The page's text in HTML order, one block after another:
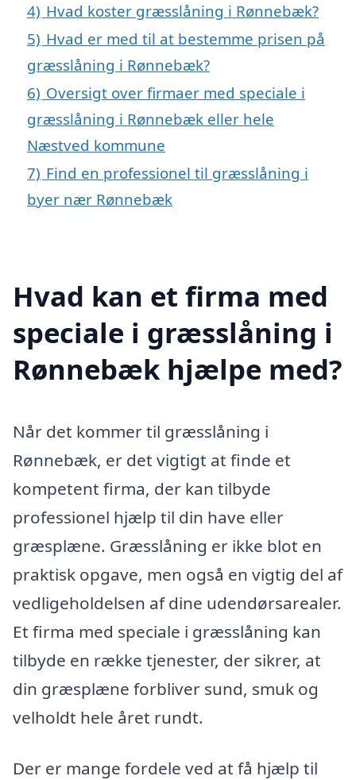
4) Hvad koster græsslåning i Rønnebæk?
5) Hvad er med til at bestemme prisen på
græsslåning i Rønnebæk?
6) Oversigt over firmaer med speciale i
græsslåning i Rønnebæk eller hele
Næstved kommune
7) Find en professionel til græsslåning i
byer nær Rønnebæk
Hvad kan et firma med
speciale i græsslåning i
Rønnebæk hjælpe med?
Når det kommer til græsslåning i
Rønnebæk, er det vigtigt at finde et
kompetent firma, der kan tilbyde
professionel hjælp til din have eller
græsplæne. Græsslåning er ikke blot en
praktisk opgave, men også en vigtig del af
vedligeholdelsen af dine udendørsarealer.
Et firma med speciale i græsslåning kan
tilbyde en række tjenester, der sikrer, at
din græsplæne forbliver sund, smuk og
velholdt hele året rundt.
Der er mange fordele ved at få hjælp til